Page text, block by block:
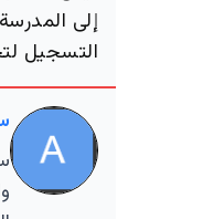
إلى
التسجيل